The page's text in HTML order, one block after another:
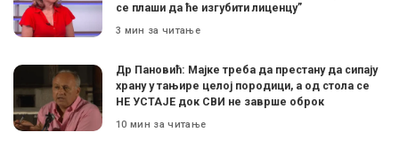
се плаши да ће изгубити лиценцу”
3 мин за читање
Др Пановић: Мајке треба да престану да сипају
храну у тањире целој породици, а од стола се
НЕ УСТАЈЕ док СВИ не заврше оброк
10 мин за читање